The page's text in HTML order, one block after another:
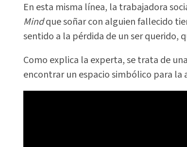
En esta misma línea, la trabajadora
Mindque soñar con alguien fallecido
sentido a la pérdida de un ser querido,
Como explica la experta, se trata de
encontrar un espacio simbólico para la